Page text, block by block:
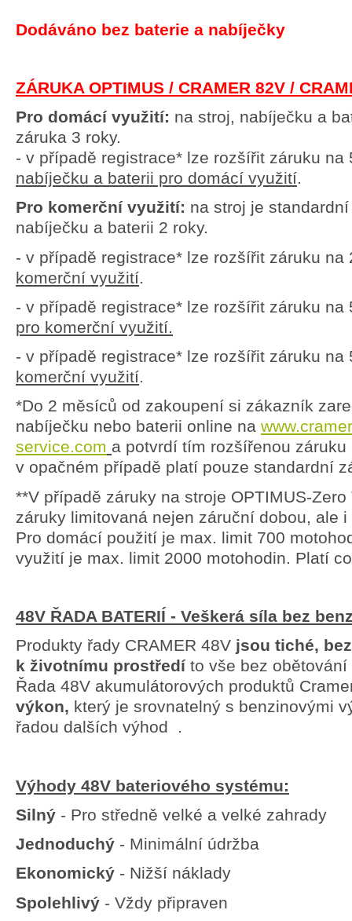
Dodáváno bez baterie a nabíječky
ZÁRUKA OPTIMUS / CRAMER 82V /
Pro domácí využití: na stroj, nabíječku a
záruka 3 roky.
- v případě registrace* lze rozšířit záruku na
nabíječku a baterii pro domácí využití.
Pro komerční využití: na stroj je
nabíječku a baterii 2 roky.
- v případě registrace* lze rozšířit záruku na
komerční využití.
- v případě registrace* lze rozšířit záruku na
pro komerční využití.
- v případě registrace* lze rozšířit záruku na
komerční využití.
*Do 2 měsíců od zakoupení si zákazník
nabíječku nebo baterii online na
service.com a potvrdí tím rozšířenou
v opačném případě platí pouze standardní
**V případě záruky na stroje OPTIMUS-Zero
záruky limitovaná nejen záruční dobou, ale
Pro domácí použití je max. limit 700
využití je max. limit 2000 motohodin. Platí
48V ŘADA BATERIÍ - Veškerá síla bez
Produkty řady CRAMER 48V jsou tiché,
k životnímu prostředíto vše bez obětování
Řada 48V akumulátorových produktů
výkon, který je srovnatelný s benzinovými
řadou dalších výhod .
Výhody 48V bateriového systému:
Silný - Pro středně velké a velké zahrady
Jednoduchý - Minimální údržba
Ekonomický - Nižší náklady
Spolehlivý - Vždy připraven